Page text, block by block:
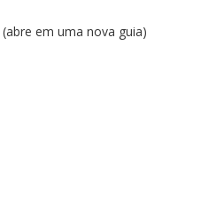
(abre em uma nova guia)